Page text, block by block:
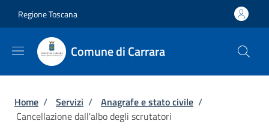
Regione Toscana
Comune di Carrara
Briciole di pane
Home / Servizi / Anagrafe e stato civile /
Cancellazione dall'albo degli scrutatori